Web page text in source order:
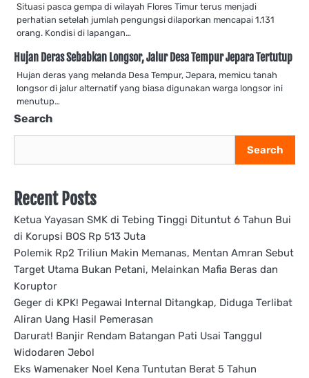
Situasi pasca gempa di wilayah Flores Timur terus menjadi
perhatian setelah jumlah pengungsi dilaporkan mencapai 1.131
orang. Kondisi di lapangan…
Hujan Deras Sebabkan Longsor, Jalur Desa Tempur Jepara Tertutup
Hujan deras yang melanda Desa Tempur, Jepara, memicu tanah
longsor di jalur alternatif yang biasa digunakan warga longsor ini
menutup…
Search
Search
Recent Posts
Ketua Yayasan SMK di Tebing Tinggi Dituntut 6 Tahun Bui
di Korupsi BOS Rp 513 Juta
Polemik Rp2 Triliun Makin Memanas, Mentan Amran Sebut
Target Utama Bukan Petani, Melainkan Mafia Beras dan
Koruptor
Geger di KPK! Pegawai Internal Ditangkap, Diduga Terlibat
Aliran Uang Hasil Pemerasan
Darurat! Banjir Rendam Batangan Pati Usai Tanggul
Widodaren Jebol
Eks Wamenaker Noel Kena Tuntutan Berat 5 Tahun